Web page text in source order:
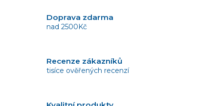
c
k
y
á
n
Doprava zdarma
nad 2500Kč
Recenze zákazníků
tisíce ověřených recenzí